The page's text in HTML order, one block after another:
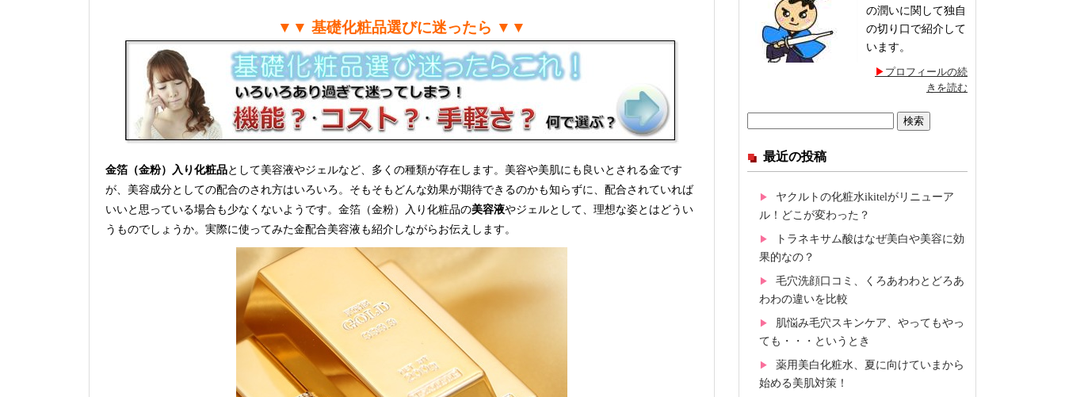
▼▼ 基礎化粧品選びに迷ったら ▼▼
金箔（金粉）入り化粧品として美容液やジェルなど、多くの種類が存在します。美容や美肌にも良いとされる金です
が、美容成分としての配合のされ方はいろいろ。そもそもどんな効果が期待できるのかも知らずに、配合されていれば
いいと思っている場合も少なくないようです。金箔（金粉）入り化粧品の美容液やジェルとして、理想な姿とはどうい
うものでしょうか。実際に使ってみた金配合美容液も紹介しながらお伝えします。
の潤いに関して独自
の切り口で紹介して
います。
プロフィールの続
きを読む
最近の投稿
ヤクルトの化粧水ikitelがリニューア
ル！どこが変わった？
トラネキサム酸はなぜ美白や美容に効
果的なの？
毛穴洗顔口コミ、くろあわわとどろあ
わわの違いを比較
肌悩み毛穴スキンケア、やってもやっ
ても・・・というとき
薬用美白化粧水、夏に向けていまから
始める美肌対策！